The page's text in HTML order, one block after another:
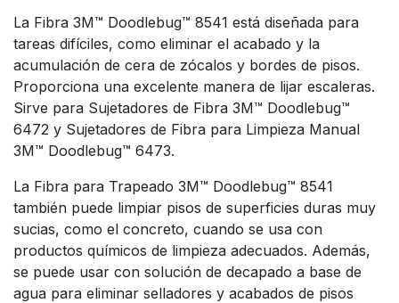
La Fibra 3M™ Doodlebug™ 8541 está diseñada para
tareas difíciles, como eliminar el acabado y la
acumulación de cera de zócalos y bordes de pisos.
Proporciona una excelente manera de lijar escaleras.
Sirve para Sujetadores de Fibra 3M™ Doodlebug™
6472 y Sujetadores de Fibra para Limpieza Manual
3M™ Doodlebug™ 6473.
La Fibra para Trapeado 3M™ Doodlebug™ 8541
también puede limpiar pisos de superficies duras muy
sucias, como el concreto, cuando se usa con
productos químicos de limpieza adecuados. Además,
se puede usar con solución de decapado a base de
agua para eliminar selladores y acabados de pisos